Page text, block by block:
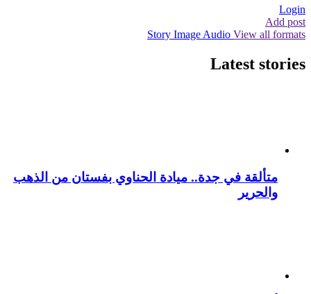
Login
Add post
Story Image Audio View all formats
Latest stories
متألقة في جدة.. ميادة الحناوي بفستان من الذهب
والحرير